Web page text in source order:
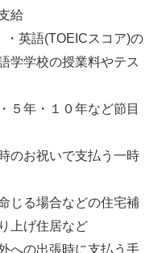
給
・英語(TOEICスコア)の
学学校の授業料やテス
５年・１０年など節目
のお祝いで支払う一時
じる場合などの住宅補
上げ住居など
への出張時に支払う手